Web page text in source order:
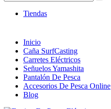
Envió 24/7!!!
Tiendas
Inicio
Caña SurfCasting
Carretes Eléctricos
Señuelos Yamashita
Pantalón De Pesca
Accesorios De Pesca Online
Blog